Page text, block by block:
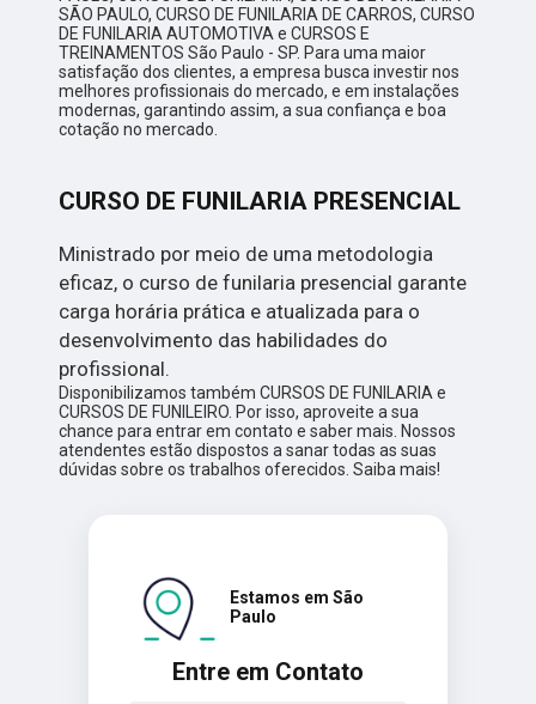
SÃO PAULO, CURSO DE FUNILARIA DE CARROS, CURSO
DE FUNILARIA AUTOMOTIVA e CURSOS E
TREINAMENTOS São Paulo - SP. Para uma maior
satisfação dos clientes, a empresa busca investir nos
melhores profissionais do mercado, e em instalações
modernas, garantindo assim, a sua confiança e boa
cotação no mercado.
CURSO DE FUNILARIA PRESENCIAL
Ministrado por meio de uma metodologia
eficaz, o curso de funilaria presencial garante
carga horária prática e atualizada para o
desenvolvimento das habilidades do
profissional.
Disponibilizamos também CURSOS DE FUNILARIA e
CURSOS DE FUNILEIRO. Por isso, aproveite a sua
chance para entrar em contato e saber mais. Nossos
atendentes estão dispostos a sanar todas as suas
dúvidas sobre os trabalhos oferecidos. Saiba mais!
Entre em Contato
Estamos em São
Paulo